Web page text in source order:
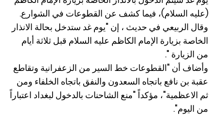
(عليه السلام)، فيما كشف عن القطوعات في الشوارع.
وقال الربيعي في حديث ، إن "يوم غد ستدخل بحالة الانذار
الخاصة بزيارة الإمام الكاظم عليه السلام قبل ثلاثة أيام
من الزيارة ".
وأضاف أن "القطوعات خط السير من الزعفرانية وتقاطع
عقبة بن نافع باتجاه السعدون والنفق باتجاه الخلفاء ومن
ثم الاعظمية"، مؤكداً "منع الشاحنات بالدخول لبغداد اعتباراً
من اليوم".